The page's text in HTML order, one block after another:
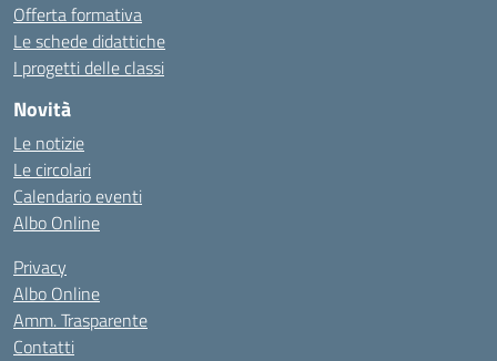
Offerta formativa
Le schede didattiche
I progetti delle classi
Novità
Le notizie
Le circolari
Calendario eventi
Albo Online
Privacy
Albo Online
Amm. Trasparente
Contatti